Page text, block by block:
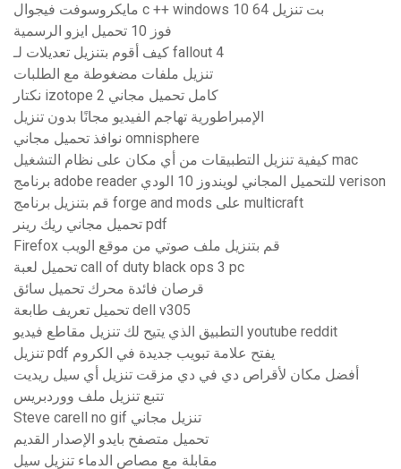
مايكروسوفت فيجوال c ++ windows 10 64 بت تنزيل
فوز 10 تحميل ايزو الرسمية
كيف أقوم بتنزيل تعديلات لـ fallout 4
تنزيل ملفات مضغوطة مع الطلبات
نكتار izotope 2 كامل تحميل مجاني
الإمبراطورية تهاجم الفيديو مجانًا بدون تنزيل
نوافذ تحميل مجاني omnisphere
كيفية تنزيل التطبيقات من أي مكان على نظام التشغيل mac
برنامج adobe reader للتحميل المجاني لويندوز 10 الودي verison
قم بتنزيل برنامج forge and mods على multicraft
تحميل مجاني ريك رينر pdf
Firefox قم بتنزيل ملف صوتي من موقع الويب
تحميل لعبة call of duty black ops 3 pc
قرصان فائدة محرك تحميل سائق
تحميل تعريف طابعة dell v305
التطبيق الذي يتيح لك تنزيل مقاطع فيديو youtube reddit
تنزيل pdf يفتح علامة تبويب جديدة في الكروم
أفضل مكان لأقراص دي في دي مزقت تنزيل أي سيل ريديت
تتبع تنزيل ملف ووردبريس
Steve carell no gif تنزيل مجاني
تحميل متصفح بايدو الإصدار القديم
مقابلة مع مصاص الدماء تنزيل سيل